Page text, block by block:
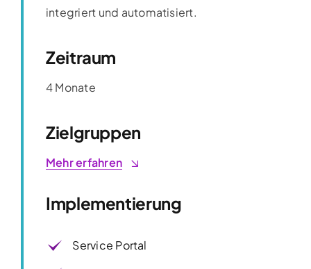
integriert und automatisiert.
Zeitraum
4 Monate
Zielgruppen
Mehr erfahren
Implementierung
Service Portal